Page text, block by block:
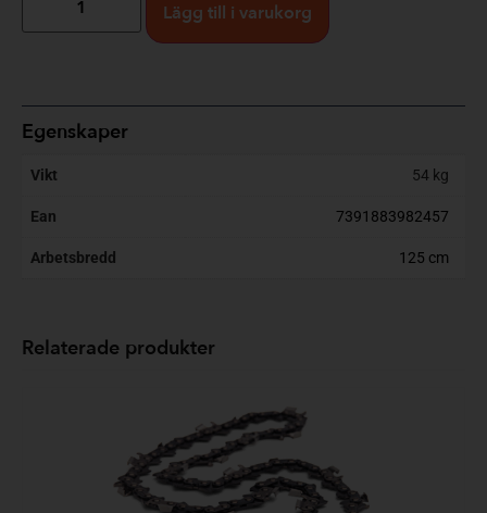
Lägg till i varukorg
Egenskaper
Vikt 54 kg
Ean 7391883982457
Arbetsbredd 125 cm
Relaterade produkter